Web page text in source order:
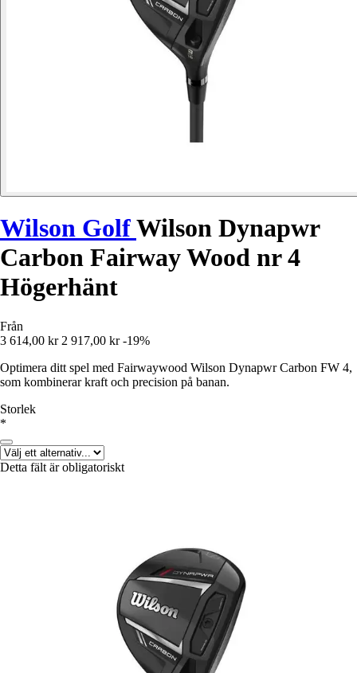
Wilson GolfWilson Dynapwr
Carbon Fairway Wood nr 4
Högerhänt
Från
3 614,00 kr 2 917,00 kr -19%
Optimera ditt spel med Fairwaywood Wilson Dynapwr Carbon FW 4,
som kombinerar kraft och precision på banan.
Storlek
*
Detta fält är obligatoriskt